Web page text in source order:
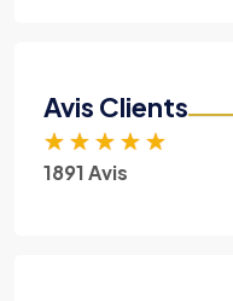
Avis Clients
★ ★ ★ ★ ★
1891 Avis